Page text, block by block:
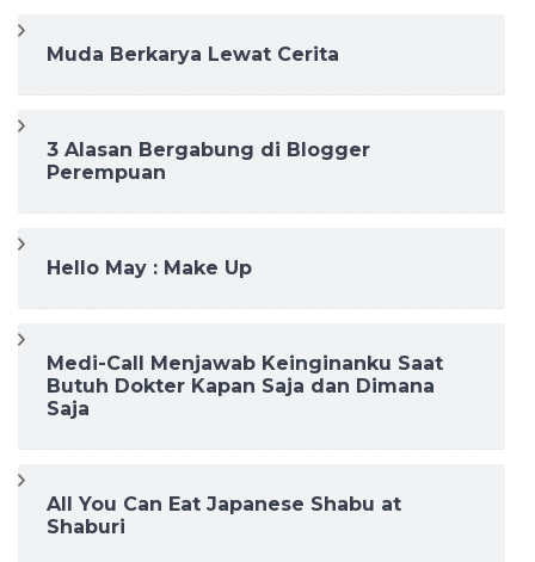
Muda Berkarya Lewat Cerita
3 Alasan Bergabung di Blogger
Perempuan
Hello May : Make Up
Medi-Call Menjawab Keinginanku Saat
Butuh Dokter Kapan Saja dan Dimana
Saja
All You Can Eat Japanese Shabu at
Shaburi